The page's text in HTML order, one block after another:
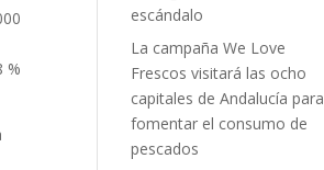
%
escándalo
La campaña We Love
Frescos visitará las ocho
capitales de Andalucía para
fomentar el consumo de
pescados